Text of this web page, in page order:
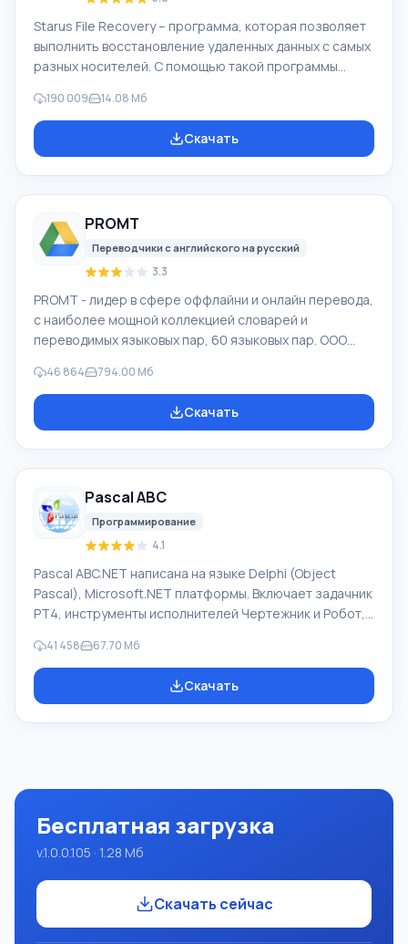
Starus File Recovery – программа, которая позволяет
выполнить восстановление удаленных данных с самых
разных носителей. С помощью такой программы
разными способами. Например, они были удалены
мимо Корзины, скрыты под воздействием
вредоносного программного обеспечения, утеряны
различными устройствами, например, с жесткими
дисками, SS
190 009 14.08 Мб
Скачать
PROMT
Переводчики с английского на русский
3.3
PROMT - лидер в сфере оффлайни и онлайн перевода,
с наиболее мощной коллекцией словарей и
переводимых языковых пар, 60 языковых пар. ООО
разработчик систем перевода для частных
пользователей и корпораций. Программой PROMT
обеспечивается перевод любого текста, пользуясь
русского интерфейса или электронные письма
иностранной компани
46 864 794.00 Мб
Скачать
Pascal ABC
Программирование
4.1
Pascal ABC.NET написана на языке Delphi (Object
Pascal), Microsoft.NET платформы. Включает задачник
PT4, инструменты исполнителей Чертежник и Робот,
изучении программирования. Основное назначение
систем программирования Pascal ABC.NET изучение и
обучение языкам современного программирования.
41 458 67.70 Мб
Скачать
Бесплатная загрузка
v.1.0.0.105 · 1.28 Mб
Скачать сейчас